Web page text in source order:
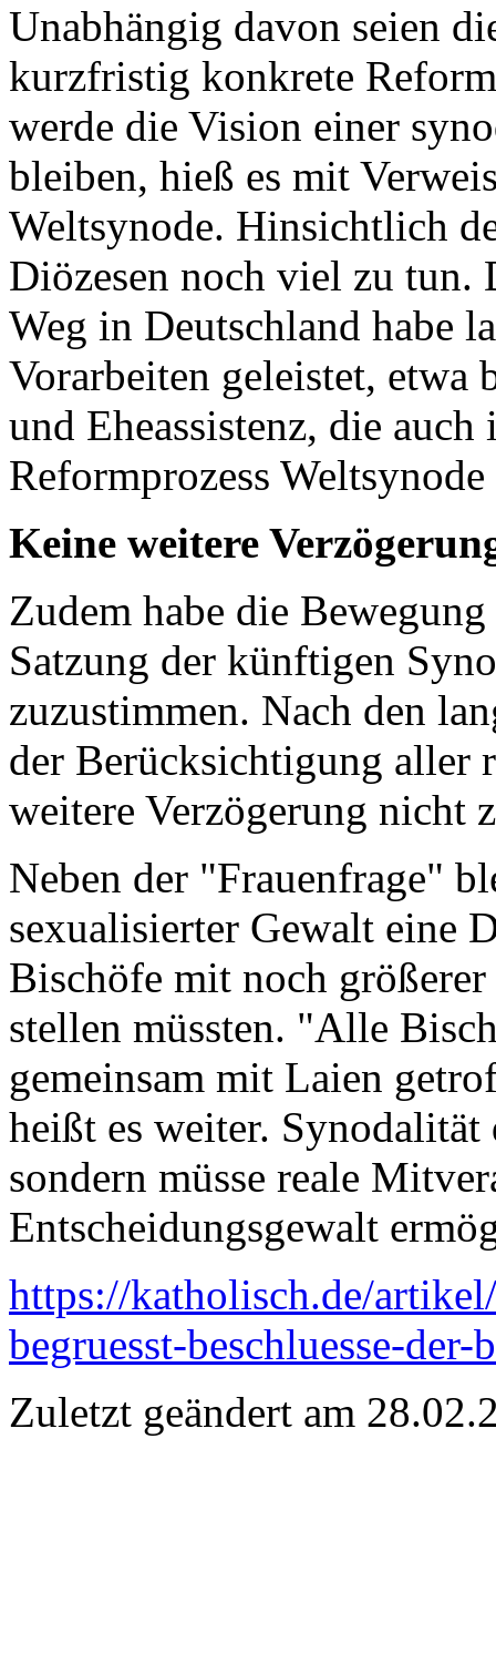
Unabhängig davon seien
kurzfristig konkrete
werde die Vision einer
bleiben, hieß es mit
Weltsynode. Hinsichtlich
Diözesen noch viel zu tun.
Weg in Deutschland habe
Vorarbeiten geleistet, etwa
und Eheassistenz, die
Reformprozess
Keine weitere
Zudem habe die
Satzung der künftigen
zuzustimmen. Nach den
der Berücksichtigung aller
weitere Verzögerung nicht
Neben der "Frauenfrage"
sexualisierter Gewalt eine
Bischöfe mit noch
stellen müssten. "Alle
gemeinsam mit Laien
heißt es weiter.
sondern müsse reale
Entscheidungsgewalt
https://katholisch.de/
begruesst-beschluesse-der-
Zuletzt geändert am